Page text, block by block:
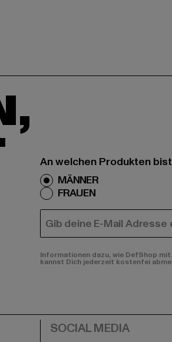
An welchen Produkten
MÄNNER
FRAUEN
E-MAIL
Informationen dazu, wie DefShop
kannst Dich jederzeit kostenfei